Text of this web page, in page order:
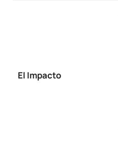
El Impacto